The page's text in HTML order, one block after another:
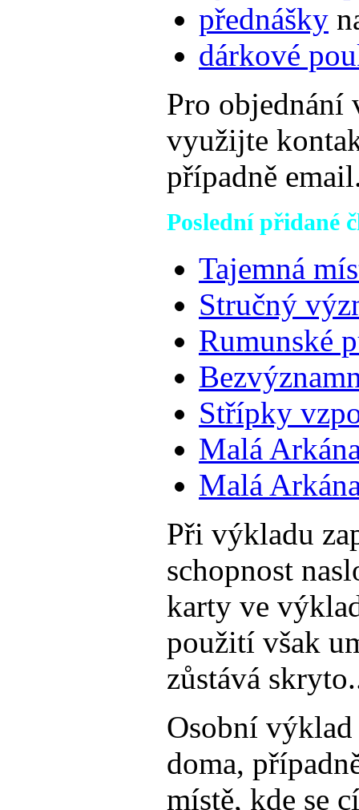
přednášky
dárkové
Pro objednání
využijte
případně
Poslední přidané
Tajemná
Stručný
Rumunské
Střípky
Malá
Malá
Při výkladu
schopnost
karty ve
použití však
zůstává
Osobní
doma,
místě, kde se